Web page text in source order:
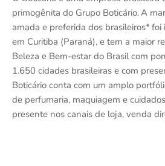
primogênita do Grupo Boticário.A
amada e preferida dos brasileiros* foi
em Curitiba (Paraná), e tem a maior
Beleza e Bem-estar do Brasil com
1.650 cidades brasileiras e com
Boticário conta com um amplo portfó
de perfumaria, maquiagem e
presente nos canais de loja, venda